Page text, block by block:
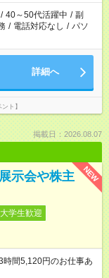
/ 40～50代活躍中 / 副
/ 電話対応なし / パソ
詳細へ
ト】
掲載日：2026.08.07
NEW
示会や株主
大学生歓迎
間5,120円のお仕事あ